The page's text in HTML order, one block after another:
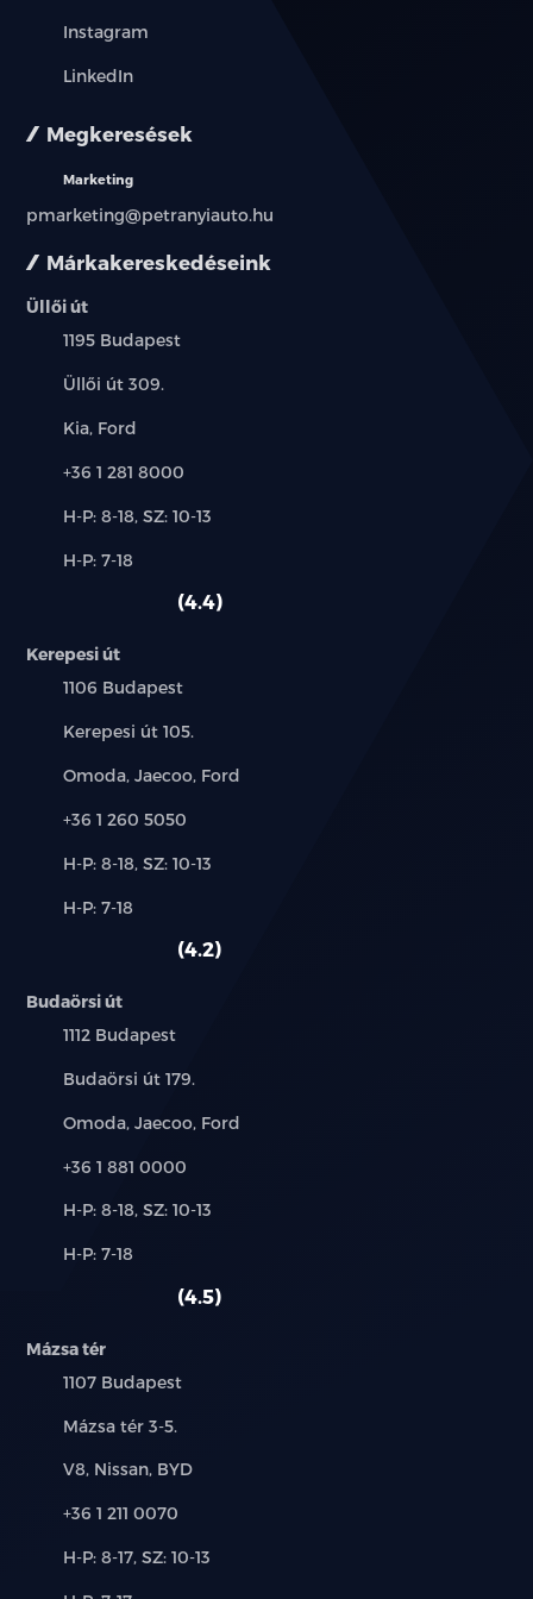
Márkakereskedéseink
Üllői út
Település:
1195 Budapest
Cím:
Üllői út 309.
Márkák:
Kia, Ford
Telefon:
+36 1 281 8000
Új-
használt
H-P: 8-18, SZ: 10-13
Alkatrész,
H-P: 7-18
4.4
Kerepesi út
Település:
1106 Budapest
Cím:
Kerepesi út 105.
Márkák:
Omoda, Jaecoo, Ford
Telefon:
+36 1 260 5050
Új-
használt
H-P: 8-18, SZ: 10-13
Alkatrész,
H-P: 7-18
4.2
Budaörsi út
Település:
1112 Budapest
Cím:
Budaörsi út 179.
Márkák:
Omoda, Jaecoo, Ford
Telefon:
+36 1 881 0000
Új-
használt
H-P: 8-18, SZ: 10-13
Alkatrész,
H-P: 7-18
4.5
Mázsa tér
Település:
1107 Budapest
Cím:
Mázsa tér 3-5.
Márkák:
V8, Nissan, BYD
Telefon:
+36 1 211 0070
Új-
H-P: 8-17, SZ: 10-13
Instagram
LinkedIn
Megkeresések
Marketing
pmarketing@petranyiauto.hu